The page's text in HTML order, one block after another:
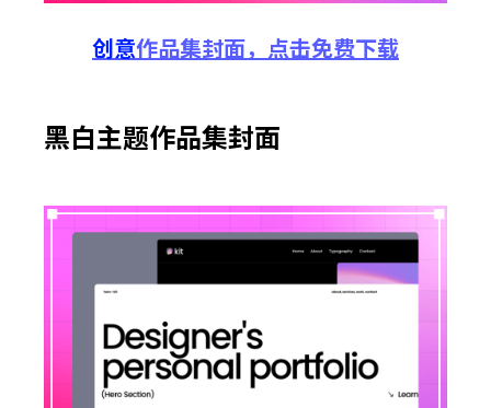
创意作品集封面，点击免费下载
黑白主题作品集封面